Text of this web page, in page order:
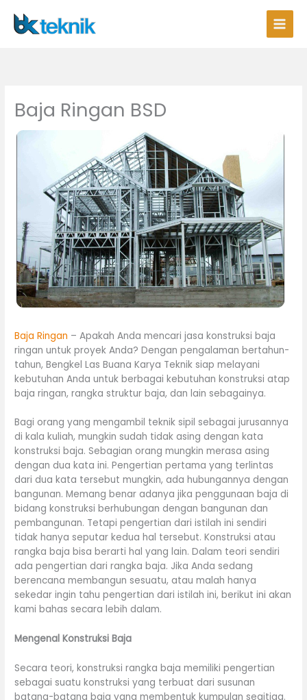
konten
Baja Ringan BSD
Baja Ringan – Apakah Anda mencari jasa konstruksi baja
ringan untuk proyek Anda? Dengan pengalaman bertahun-
tahun, Bengkel Las Buana Karya Teknik siap melayani
kebutuhan Anda untuk berbagai kebutuhan konstruksi atap
baja ringan, rangka struktur baja, dan lain sebagainya.
Bagi orang yang mengambil teknik sipil sebagai jurusannya
di kala kuliah, mungkin sudah tidak asing dengan kata
konstruksi baja. Sebagian orang mungkin merasa asing
dengan dua kata ini. Pengertian pertama yang terlintas
dari dua kata tersebut mungkin, ada hubungannya dengan
bangunan. Memang benar adanya jika penggunaan baja di
bidang konstruksi berhubungan dengan bangunan dan
pembangunan. Tetapi pengertian dari istilah ini sendiri
tidak hanya seputar kedua hal tersebut. Konstruksi atau
rangka baja bisa berarti hal yang lain. Dalam teori sendiri
ada pengertian dari rangka baja. Jika Anda sedang
berencana membangun sesuatu, atau malah hanya
sekedar ingin tahu pengertian dari istilah ini, berikut ini akan
kami bahas secara lebih dalam.
Mengenal Konstruksi Baja
Secara teori, konstruksi rangka baja memiliki pengertian
sebagai suatu konstruksi yang terbuat dari susunan
batang-batang baja yang membentuk kumpulan segitiga.